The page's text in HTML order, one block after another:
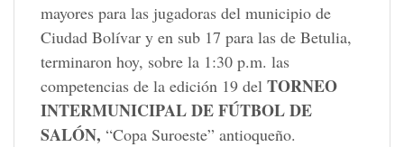
mayores para las jugadoras del municipio de
Ciudad Bolívar y en sub 17 para las de Betulia,
terminaron hoy, sobre la 1:30 p.m. las
competencias de la edición 19 del TORNEO
INTERMUNICIPAL DE FÚTBOL DE
SALÓN, “Copa Suroeste” antioqueño.